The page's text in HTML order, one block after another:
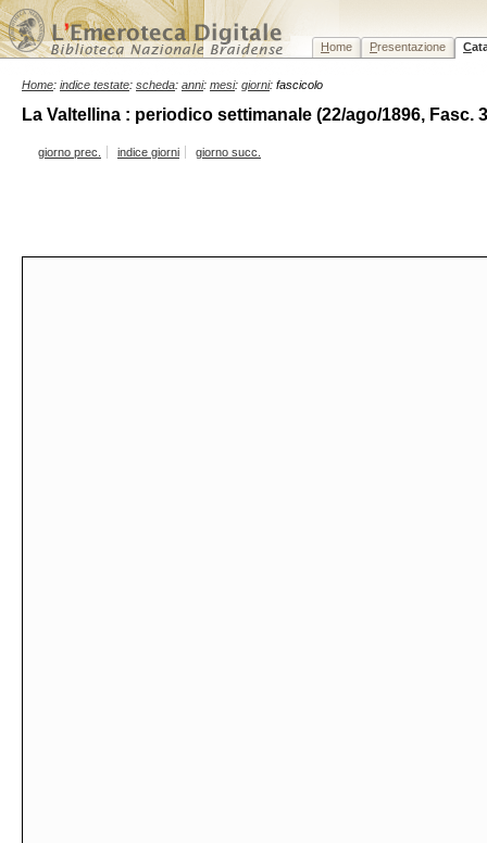
Home Presentazione C
Home: indice testate: scheda: anni: mesi: giorni: fascicolo
La Valtellina : periodico settimanale (22/ago/1896, Fasc.
giorno prec. indice giorni giorno succ.